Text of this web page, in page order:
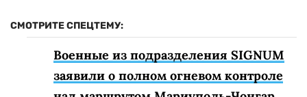
СМОТРИТЕ СПЕЦТЕМУ:
Военные из подразделения SIGNUM
заявили о полном огневом контроле